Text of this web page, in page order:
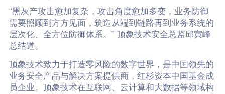
“黑灰产攻击愈加复杂，攻击角度愈加多变，业务防御
需要照顾到方方见面，筑造从端到链路再到业务系统的
层次化、全方位防御体系。” 顶象技术安全总监邱寅峰
总结道。
顶象技术致力于打造零风险的数字世界，是中国领先的
业务安全产品与解决方案提供商，红杉资本中国基金成
员企业。顶象技术在互联网、云计算和大数据等领域构